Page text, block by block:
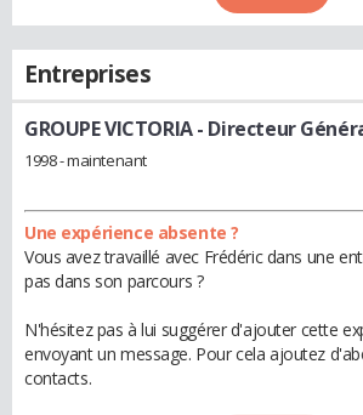
Entreprises
GROUPE VICTORIA- Directeur
1998 - maintenant
Une expérience absente ?
Vous avez travaillé avec Frédéric dans une
pas dans son parcours ?
N'hésitez pas à lui suggérer d'ajouter cette
envoyant un message. Pour cela ajoutez
contacts.